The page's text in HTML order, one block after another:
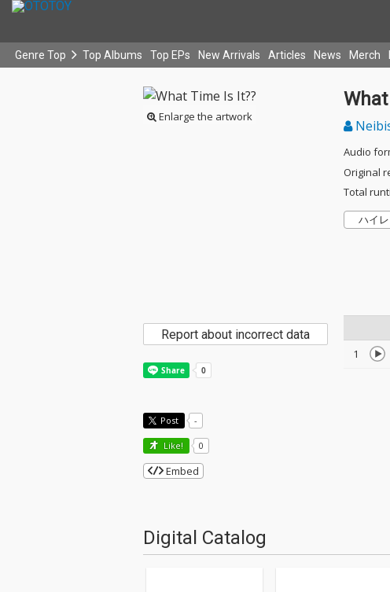
Genre Top Top Albums Top EPs New Arrivals Articles News Merch
Enlarge the artwork
Audio
Original
Total
ハイ
1
Report about incorrect data
Post -
Like! 0
Embed
Digital Catalog